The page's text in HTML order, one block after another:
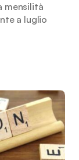
mensilità
a luglio